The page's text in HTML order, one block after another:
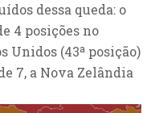
dessa queda: o
4 posições no
Unidos (43ª posição)
7, a Nova Zelândia